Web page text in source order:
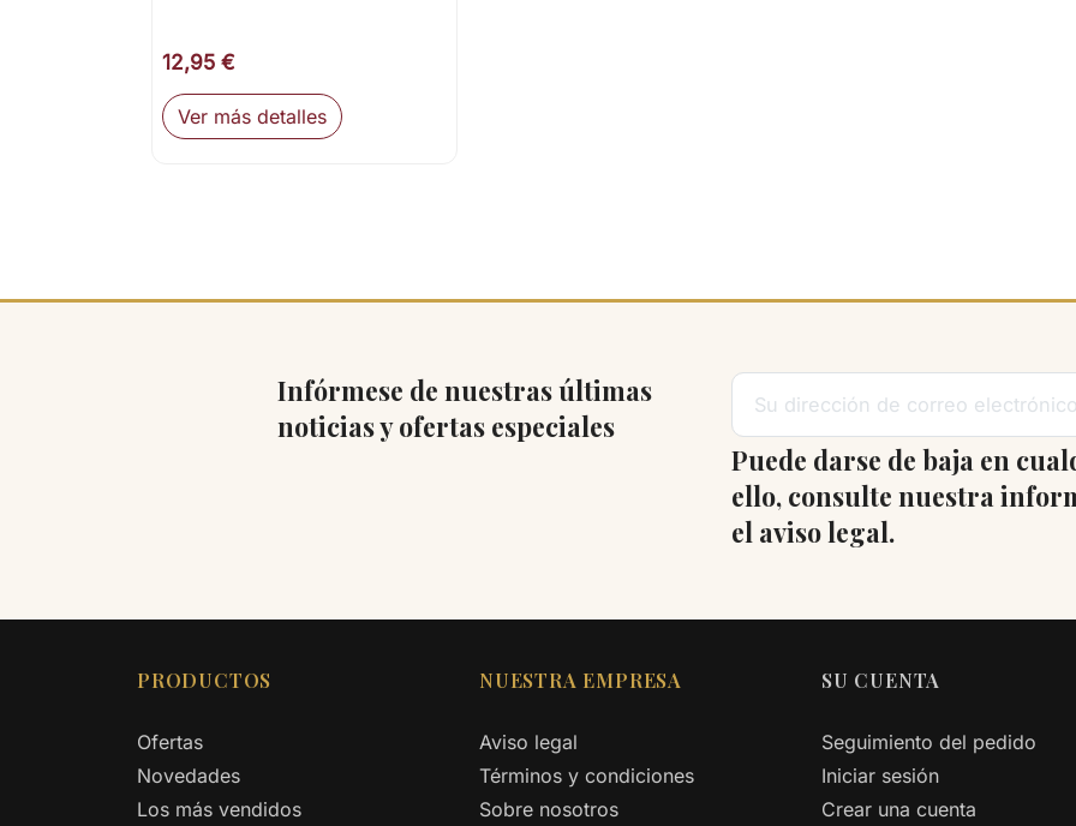
12,95 €
Ver más detalles
Infórmese de nuestras últimas
noticias y ofertas especiales
Puede darse de baja en
ello, consulte nuestra
el aviso legal.
PRODUCTOS
Ofertas
Novedades
Los más vendidos
NUESTRA EMPRESA
Aviso legal
Términos y condiciones
Sobre nosotros
SU CUENTA
Seguimiento del pedido
Iniciar sesión
Crear una cuenta